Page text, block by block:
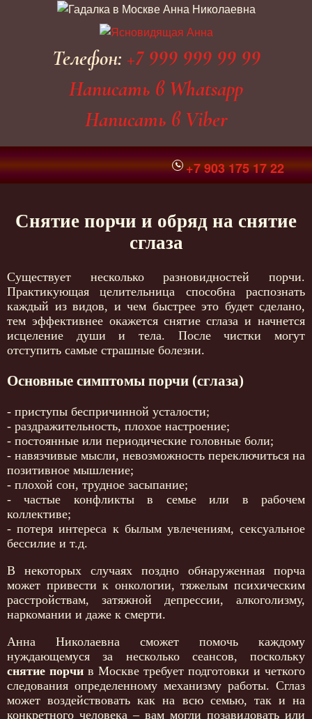
Телефон: +7 999 999 99 99
Написать в Whatsapp
Написать в Viber
+7 903 175 17 22
Снятие порчи и обряд на снятие
сглаза
Существует несколько разновидностей порчи.
Практикующая целительница способна распознать
каждый из видов, и чем быстрее это будет сделано,
тем эффективнее окажется снятие сглаза и начнется
исцеление души и тела. После чистки могут
отступить самые страшные болезни.
Основные симптомы порчи (сглаза)
- приступы беспричинной усталости;
- раздражительность, плохое настроение;
- постоянные или периодические головные боли;
- навязчивые мысли, невозможность переключиться на
позитивное мышление;
- плохой сон, трудное засыпание;
- частые конфликты в семье или в рабочем
коллективе;
- потеря интереса к былым увлечениям, сексуальное
бессилие и т.д.
В некоторых случаях поздно обнаруженная порча
может привести к онкологии, тяжелым психическим
расстройствам, затяжной депрессии, алкоголизму,
наркомании и даже к смерти.
Анна Николаевна сможет помочь каждому
нуждающемуся за несколько сеансов, поскольку
снятие порчи в Москве требует подготовки и четкого
следования определенному механизму работы. Сглаз
может воздействовать как на всю семью, так и на
конкретного человека – вам могли позавидовать или